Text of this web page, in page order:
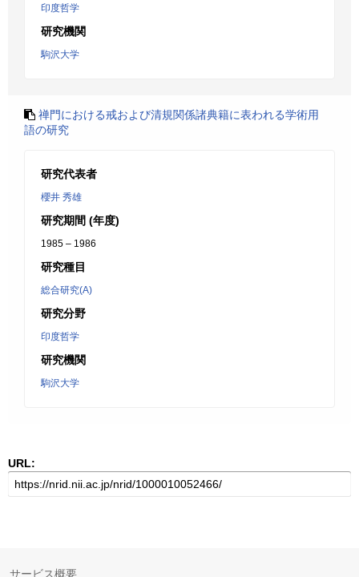
印度哲学
研究機関
駒沢大学
禅門における戒および清規関係諸典籍に表われる学術用
語の研究
研究代表者
櫻井 秀雄
研究期間 (年度)
1985 – 1986
研究種目
総合研究(A)
研究分野
印度哲学
研究機関
駒沢大学
URL:
サービス概要